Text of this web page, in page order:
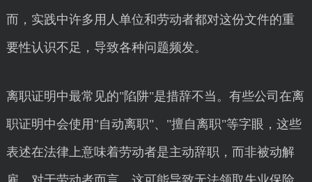
而，实践中许多用人单位和劳动者都对这份文件的重
要性认识不足，导致各种问题频发。
离职证明中最常见的"陷阱"是措辞不当。有些公司在离
职证明中会使用"自动离职"、"擅自离职"等字眼，这些
表述在法律上意味着劳动者是主动辞职，而非被动解